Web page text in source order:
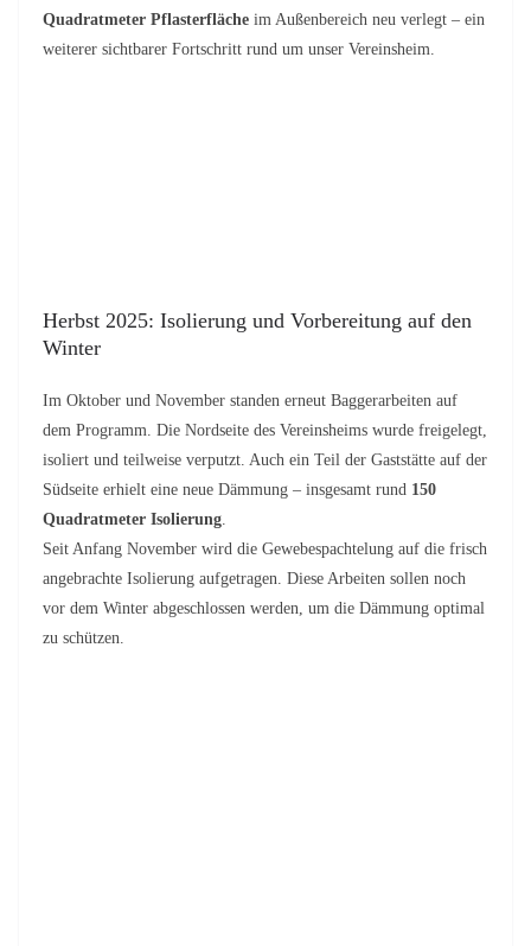
Quadratmeter Pflasterfläche im Außenbereich neu verlegt – ein
weiterer sichtbarer Fortschritt rund um unser Vereinsheim.
Herbst 2025: Isolierung und Vorbereitung auf den
Winter
Im Oktober und November standen erneut Baggerarbeiten auf
dem Programm. Die Nordseite des Vereinsheims wurde freigelegt,
isoliert und teilweise verputzt. Auch ein Teil der Gaststätte auf der
Südseite erhielt eine neue Dämmung – insgesamt rund 150
Quadratmeter Isolierung.
Seit Anfang November wird die Gewebespachtelung auf die frisch
angebrachte Isolierung aufgetragen. Diese Arbeiten sollen noch
vor dem Winter abgeschlossen werden, um die Dämmung optimal
zu schützen.